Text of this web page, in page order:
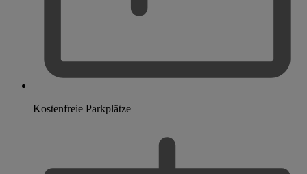
Kostenfreie Parkplätze